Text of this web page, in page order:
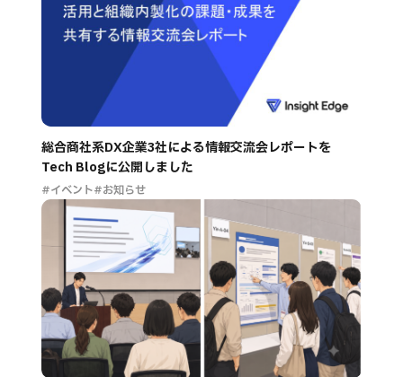
総合商社系DX企業3社による情報交流会レポートを
Tech Blogに公開しました
#イベント#お知らせ